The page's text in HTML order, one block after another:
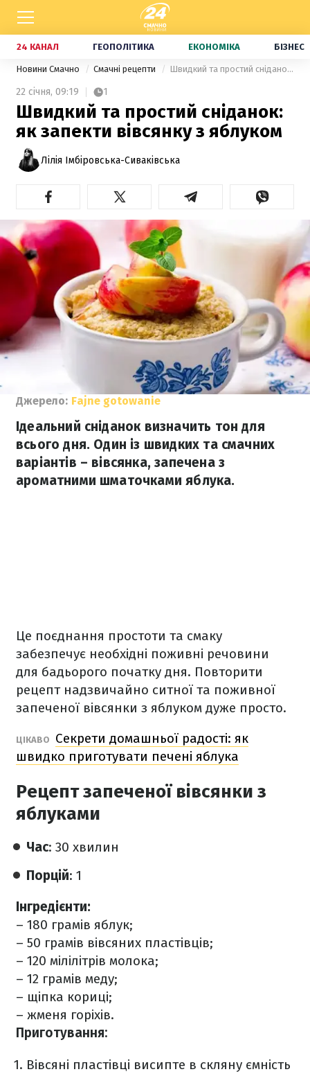
24 КАНАЛ ГЕОПОЛІТИКА ЕКОНОМІКА БІЗНЕС
Новини Смачно Смачні рецепти Швидкий та простий сніданок: як запекти вівсянку з яблуком
22 січня, 09:19 1
Швидкий та простий сніданок:
як запекти вівсянку з яблуком
Лілія Імбіровська-Сиваківська
Джерело: Fajne gotowanie
Ідеальний сніданок визначить тон для
всього дня. Один із швидких та смачних
варіантів – вівсянка, запечена з
ароматними шматочками яблука.
Це поєднання простоти та смаку
забезпечує необхідні поживні речовини
для бадьорого початку дня. Повторити
рецепт надзвичайно ситної та поживної
запеченої вівсянки з яблуком дуже просто.
ЦІКАВО
Секрети домашньої радості: як
швидко приготувати печені яблука
Рецепт запеченої вівсянки з
яблуками
Час: 30 хвилин
Порцій: 1
Інгредієнти:
– 180 грамів яблук;
– 50 грамів вівсяних пластівців;
– 120 мілілітрів молока;
– 12 грамів меду;
– щіпка кориці;
– жменя горіхів.
Приготування:
Вівсяні пластівці висипте в скляну ємність